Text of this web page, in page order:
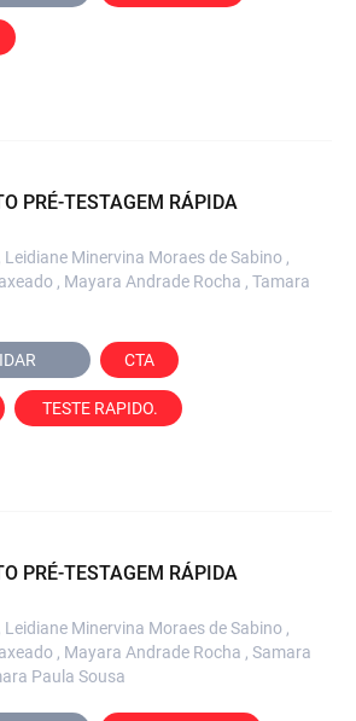
PRÉ-TESTAGEM RÁPIDA
Leidiane Minervina Moraes de Sabino ,
, Mayara Andrade Rocha , Tamara
CTA
TESTE RAPIDO.
PRÉ-TESTAGEM RÁPIDA
Leidiane Minervina Moraes de Sabino ,
, Mayara Andrade Rocha , Samara
Paula Sousa